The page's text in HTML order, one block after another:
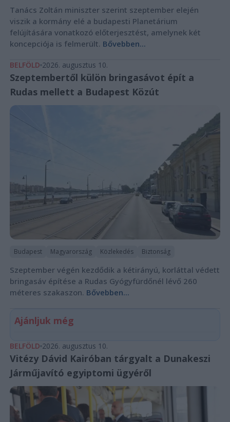
Tanács Zoltán miniszter szerint szeptember elején
viszik a kormány elé a budapesti Planetárium
felújítására vonatkozó előterjesztést, amelynek két
koncepciója is felmerült. Bővebben...
BELFÖLD 2026. augusztus 10.
Szeptembertől külön bringasávot épít a
Rudas mellett a Budapest Közút
Budapest Magyarország Közlekedés Biztonság
Szeptember végén kezdődik a kétirányú, korláttal védett
bringasáv építése a Rudas Gyógyfürdőnél lévő 260
méteres szakaszon. Bővebben...
Ajánljuk még
BELFÖLD 2026. augusztus 10.
Vitézy Dávid Kairóban tárgyalt a Dunakeszi
Járműjavító egyiptomi ügyéről